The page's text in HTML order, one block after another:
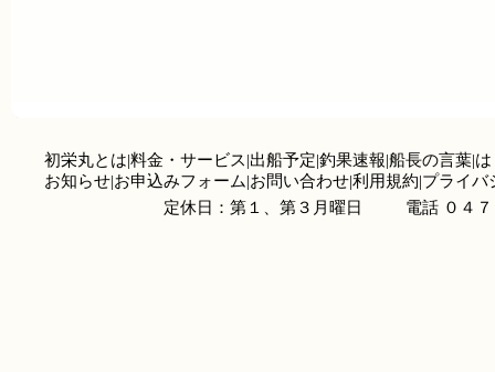
初栄丸とは|料金・サービス|出船予定|釣果速報|船長の言葉|
お知らせ|お申込みフォーム|お問い合わせ|利用規約|プライバ
定休日：第１、第３月曜日
電話 ０４